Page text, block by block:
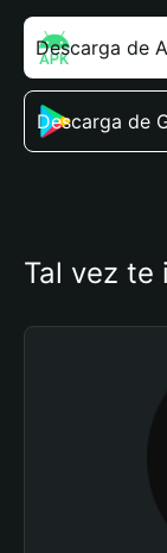
Descarga de
Descarga de
Tal vez te